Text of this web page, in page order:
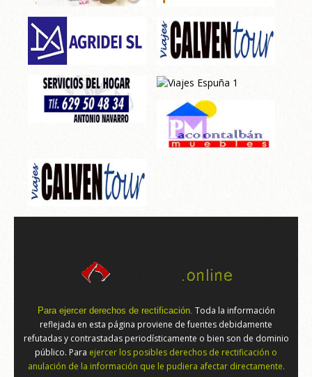
Para ejercer derechos de rectificación. Toda la información
reflejada en esta página proviene de fuentes debidamente
refutadas y contrastadas periodísticamente o bien son de dominio
público. Para ejercer los posibles derechos de rectificación o
anulación de la información que le pudiera afectar directamente.